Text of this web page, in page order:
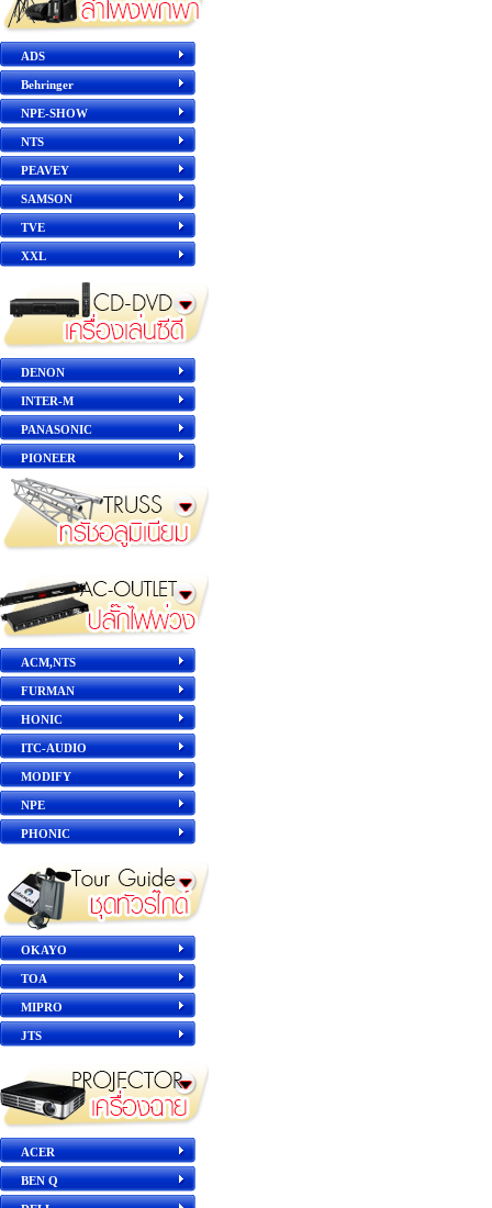
ADS
Behringer
NPE-SHOW
NTS
PEAVEY
SAMSON
TVE
XXL
DENON
INTER-M
PANASONIC
PIONEER
ACM,NTS
FURMAN
HONIC
ITC-AUDIO
MODIFY
NPE
PHONIC
OKAYO
TOA
MIPRO
JTS
ACER
BEN Q